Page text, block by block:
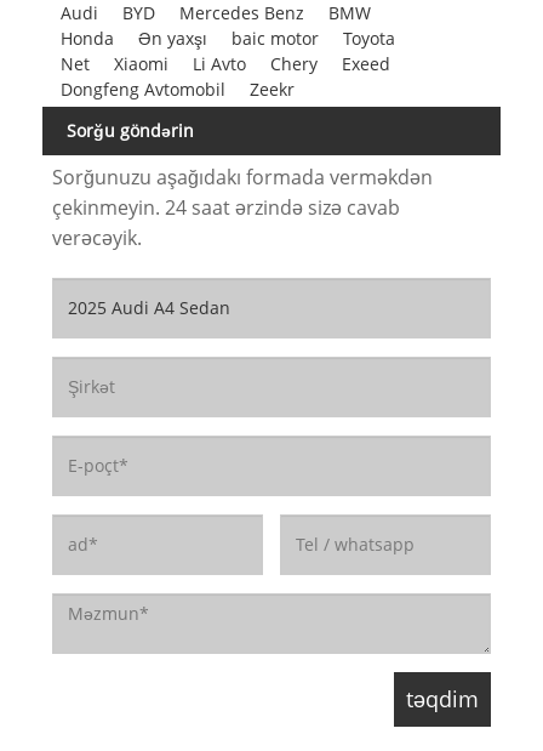
Audi
BYD Mercedes Benz
BMW
Honda
Ən yaxşı baic motor
Toyota
Net
Xiaomi Li Avto Chery
Exeed
Dongfeng Avtomobil
Zeekr
Sorğu göndərin
Sorğunuzu aşağıdakı formada verməkdən
çekinmeyin. 24 saat ərzində sizə cavab
verəcəyik.